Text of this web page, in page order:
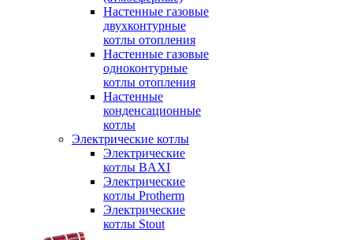
Настенные газовые
двухконтурные
котлы отопления
Настенные газовые
одноконтурные
котлы отопления
Настенные
конденсационные
котлы
Электрические котлы
Электрические
котлы BAXI
Электрические
котлы Protherm
Электрические
котлы Stout